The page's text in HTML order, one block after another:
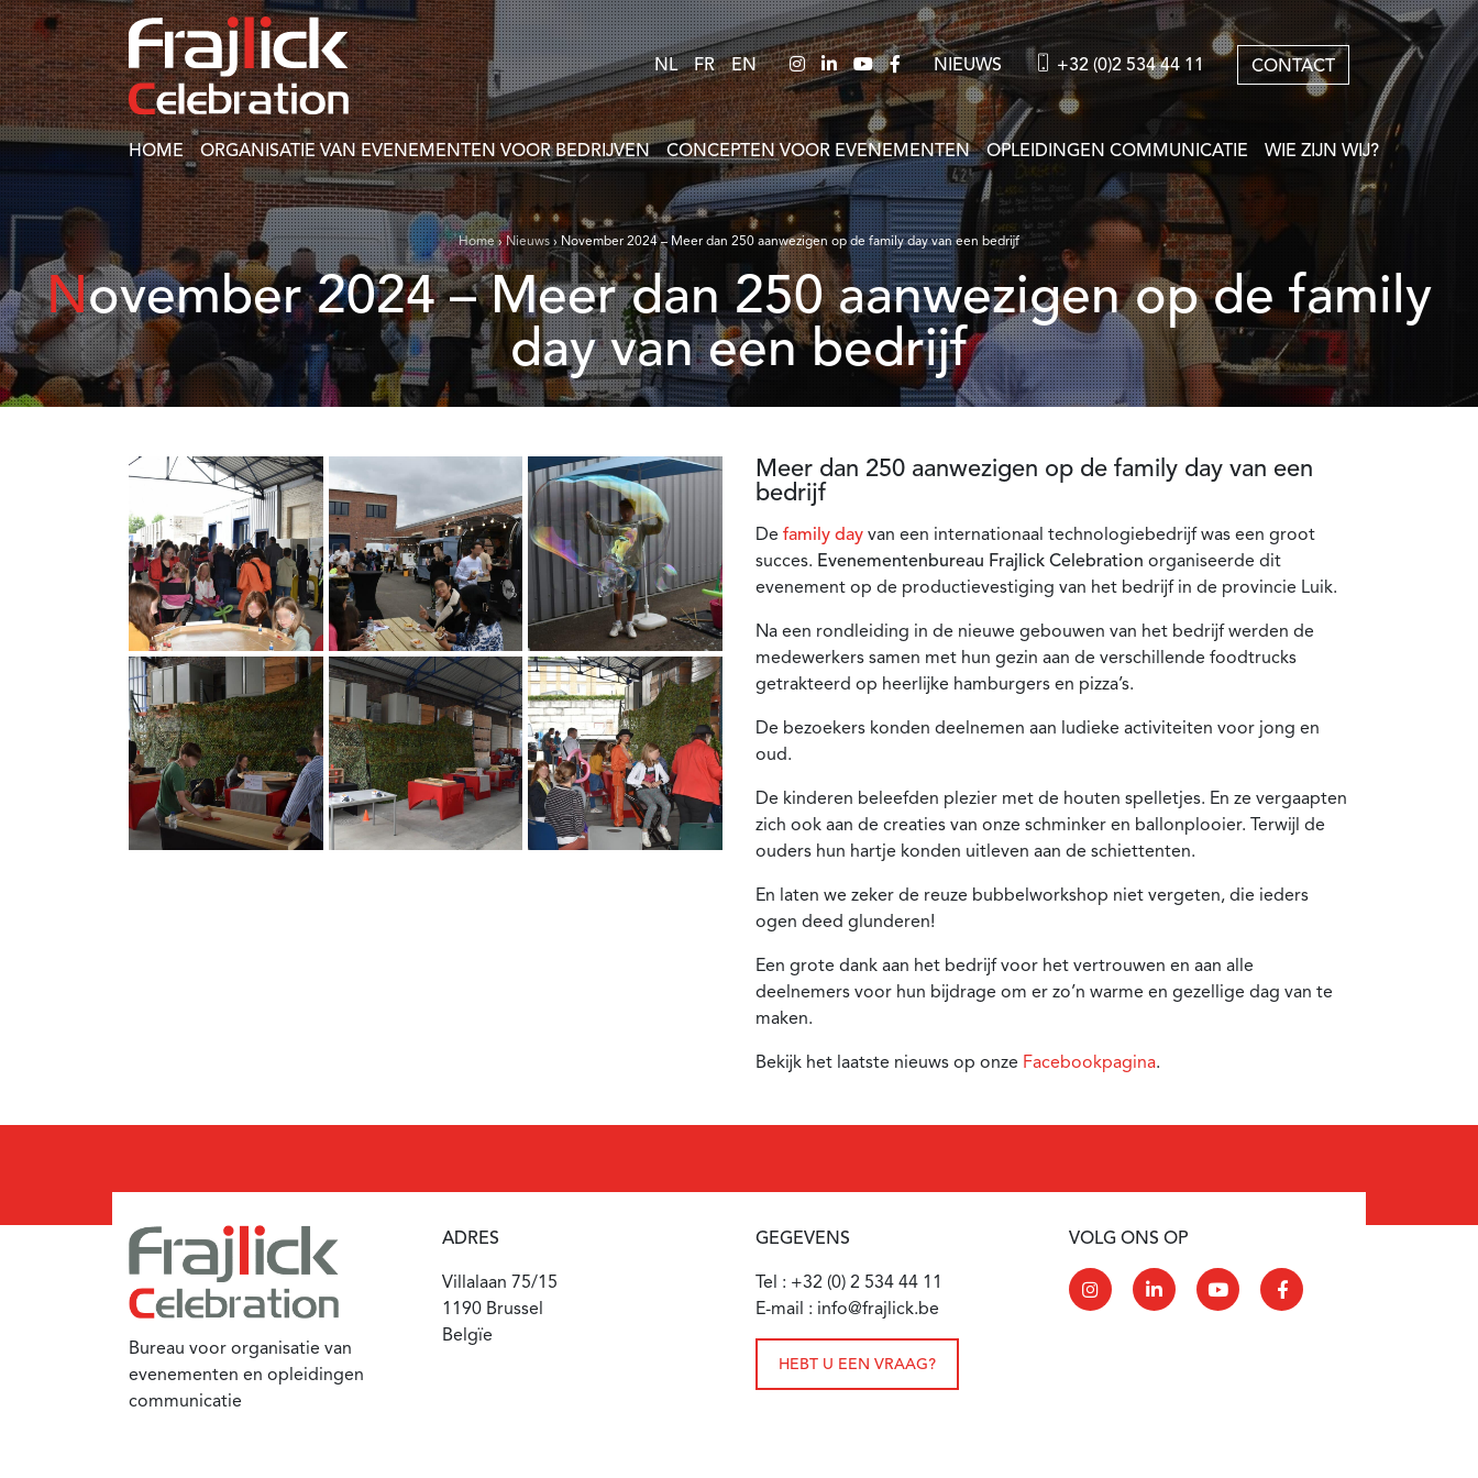
NL FR EN NIEUWS +32 (0)2 534 44 11 CONTACT
HOME ORGANISATIE VAN EVENEMENTEN VOOR BEDRIJVEN CONCEPTEN VOOR EVENEMENTEN OPLEIDINGEN COMMUNICATIE WIE ZIJN WIJ?
Home›Nieuws ›November 2024 – Meer dan 250 aanwezigen op de family day van een bedrijf
November 2024 – Meer dan 250 aanwezigen op de family
day van een bedrijf
Meer dan 250 aanwezigen op de family day van een
bedrijf
De family day van een internationaal technologiebedrijf was een groot
succes. Evenementenbureau Frajlick Celebration organiseerde dit
evenement op de productievestiging van het bedrijf in de provincie Luik.
Na een rondleiding in de nieuwe gebouwen van het bedrijf werden de
medewerkers samen met hun gezin aan de verschillende foodtrucks
getrakteerd op heerlijke hamburgers en pizza’s.
De bezoekers konden deelnemen aan ludieke activiteiten voor jong en
oud.
De kinderen beleefden plezier met de houten spelletjes. En ze vergaapten
zich ook aan de creaties van onze schminker en ballonplooier. Terwijl de
ouders hun hartje konden uitleven aan de schiettenten.
En laten we zeker de reuze bubbelworkshop niet vergeten, die ieders
ogen deed glunderen!
Een grote dank aan het bedrijf voor het vertrouwen en aan alle
deelnemers voor hun bijdrage om er zo’n warme en gezellige dag van te
maken.
Bekijk het laatste nieuws op onze Facebookpagina.
Bureau voor organisatie van
evenementen en opleidingen
communicatie
ADRES
Villalaan 75/15
1190 Brussel
Belgïe
GEGEVENS
Tel : +32 (0) 2 534 44 11
E-mail : info@frajlick.be
HEBT U EEN VRAAG?
VOLG ONS OP